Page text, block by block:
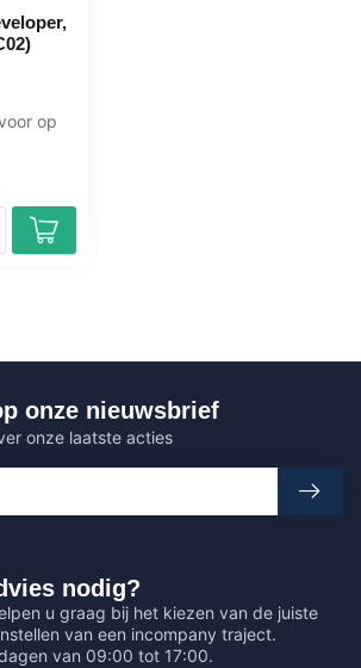
op
nodig?
u graag bij het kiezen van de juiste
van een incompany traject.
van 09:00 tot 17:00.
onze nieuwsbrief
onze laatste acties